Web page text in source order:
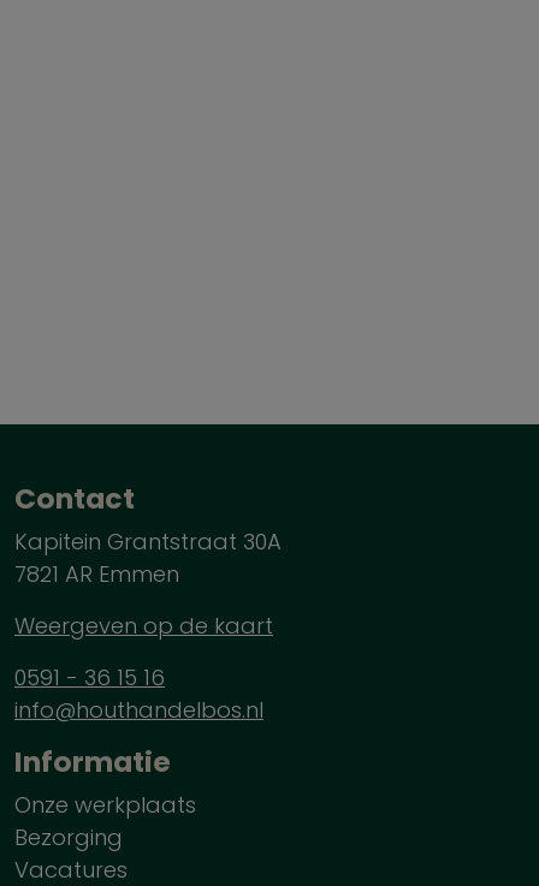
Contact
Kapitein Grantstraat 30A
7821 AR Emmen
Weergeven op de kaart
0591 - 36 15 16
info@houthandelbos.nl
Informatie
Onze werkplaats
Bezorging
Vacatures